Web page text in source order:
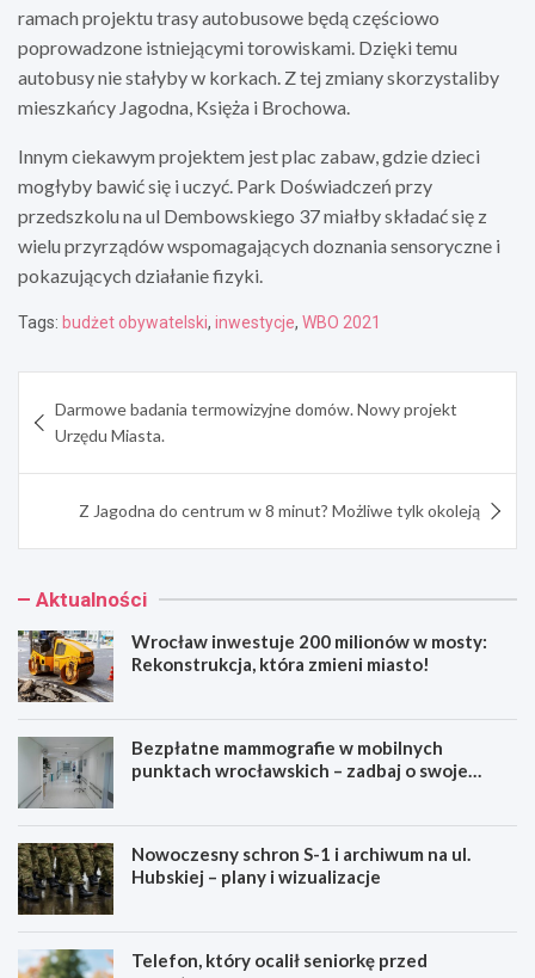
ramach projektu trasy autobusowe będą częściowo
poprowadzone istniejącymi torowiskami. Dzięki temu
autobusy nie stałyby w korkach. Z tej zmiany skorzystaliby
mieszkańcy Jagodna, Księża i Brochowa.
Innym ciekawym projektem jest plac zabaw, gdzie dzieci
mogłyby bawić się i uczyć. Park Doświadczeń przy
przedszkolu na ul Dembowskiego 37 miałby składać się z
wielu przyrządów wspomagających doznania sensoryczne i
pokazujących działanie fizyki.
Tags: budżet obywatelski, inwestycje, WBO 2021
wpisu
Darmowe badania termowizyjne domów. Nowy projekt
Urzędu Miasta.
Z Jagodna do centrum w 8 minut? Możliwe tylk okoleją
Aktualności
Wrocław inwestuje 200 milionów w mosty:
Rekonstrukcja, która zmieni miasto!
Bezpłatne mammografie w mobilnych
punktach wrocławskich – zadbaj o swoje
Nowoczesny schron S-1 i archiwum na ul.
Hubskiej – plany i wizualizacje
Telefon, który ocalił seniorkę przed